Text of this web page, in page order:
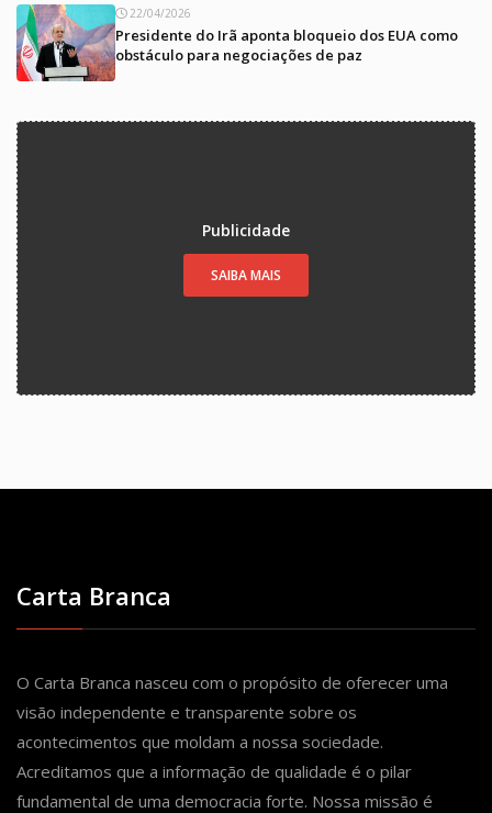
22/04/2026
Presidente do Irã aponta bloqueio dos EUA como
obstáculo para negociações de paz
Publicidade
SAIBA MAIS
Carta Branca
O Carta Branca nasceu com o propósito de oferecer uma
visão independente e transparente sobre os
acontecimentos que moldam a nossa sociedade.
Acreditamos que a informação de qualidade é o pilar
fundamental de uma democracia forte. Nossa missão é